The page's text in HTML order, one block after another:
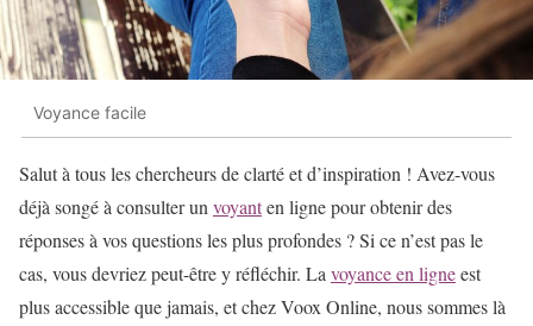
Voyance facile
Salut à tous les chercheurs de clarté et d’inspiration ! Avez-vous
déjà songé à consulter unvoyanten ligne pour obtenir des
réponses à vos questions les plus profondes ? Si ce n’est pas le
cas, vous devriez peut-être y réfléchir. Lavoyance en ligneest
plus accessible que jamais, et chez Voox Online, nous sommes là